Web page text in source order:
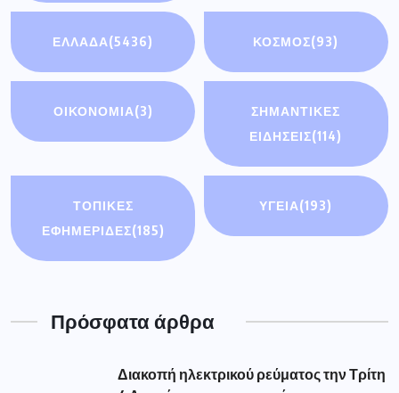
ΕΛΛΑΔΑ(5436) ΚΟΣΜΟΣ(93)
ΟΙΚΟΝΟΜΊΑ(3)
ΣΗΜΑΝΤΙΚΈΣ
ΕΙΔΉΣΕΙΣ(114)
ΤΟΠΙΚΕΣ
ΕΦΗΜΕΡΙΔΕΣ(185)
ΥΓΕΙΑ(193)
Πρόσφατα άρθρα
Διακοπή ηλεκτρικού ρεύματος την Τρίτη